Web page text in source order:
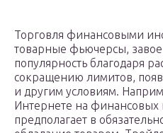
Торговля финансовыми
товарные фьючерсы,
популярность благодаря
сокращению лимитов,
и другим условиям.
Интернете на финансовых
предполагает в